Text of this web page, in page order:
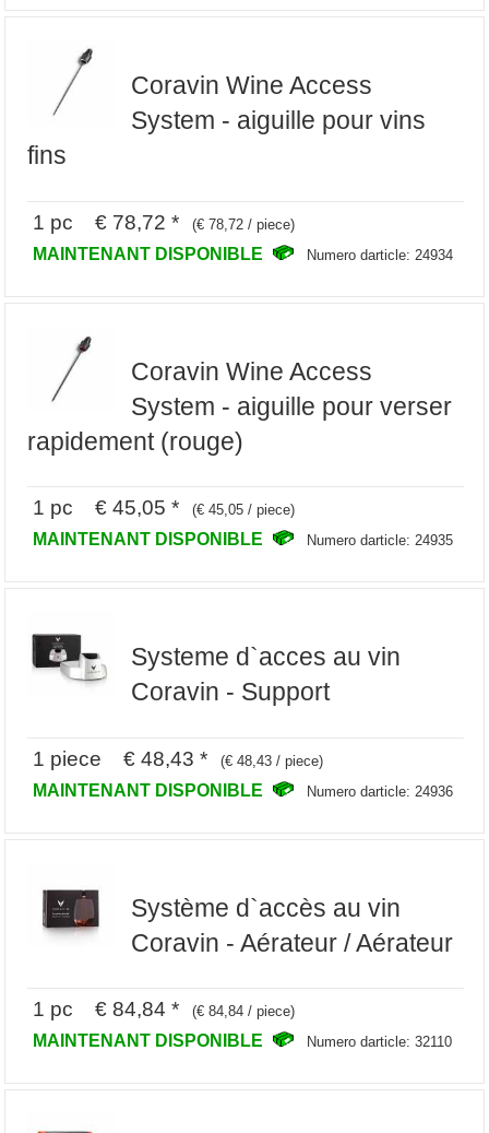
Coravin Wine Access
System - aiguille pour vins
fins
1 pc € 78,72 * (€ 78,72 / piece)
MAINTENANT DISPONIBLE Numero darticle: 24934
Coravin Wine Access
System - aiguille pour verser
rapidement (rouge)
1 pc € 45,05 * (€ 45,05 / piece)
MAINTENANT DISPONIBLE Numero darticle: 24935
Systeme d`acces au vin
Coravin - Support
1 piece € 48,43 * (€ 48,43 / piece)
MAINTENANT DISPONIBLE Numero darticle: 24936
Système d`accès au vin
Coravin - Aérateur / Aérateur
1 pc € 84,84 * (€ 84,84 / piece)
MAINTENANT DISPONIBLE Numero darticle: 32110